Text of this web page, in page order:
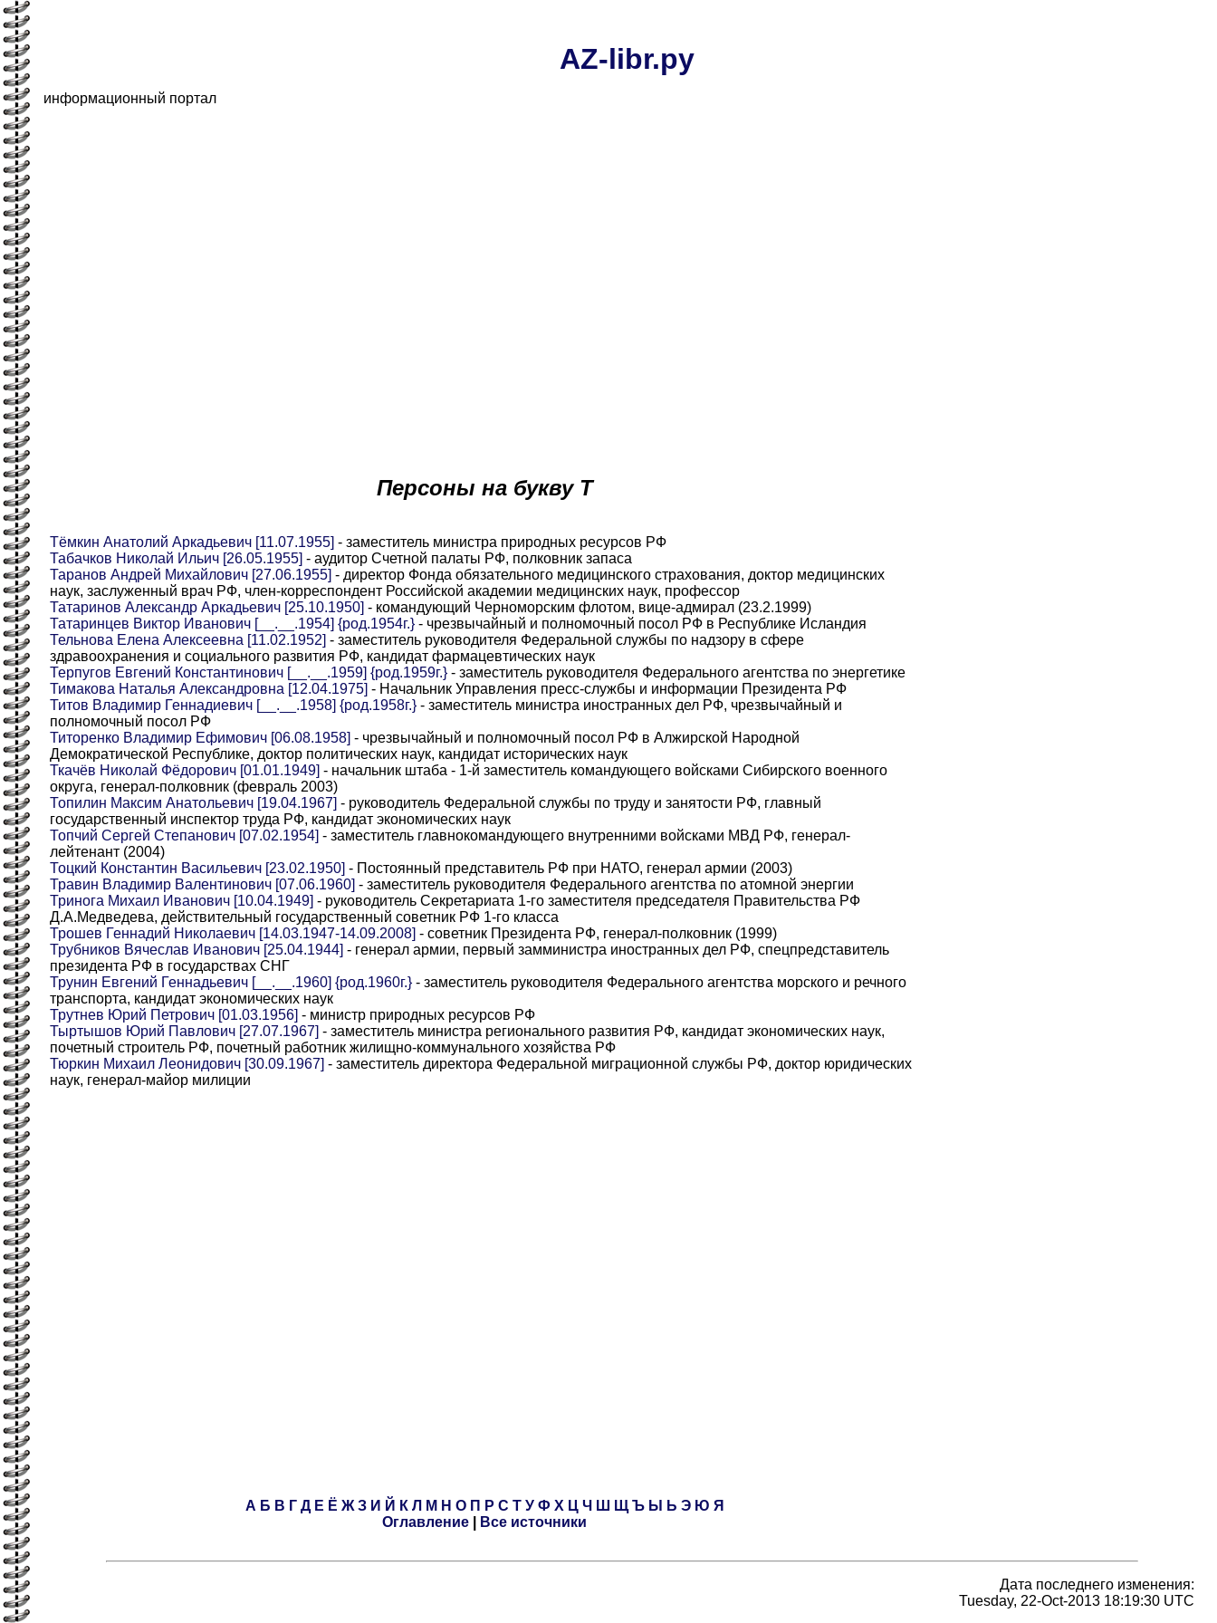
AZ-libr.ру
информационный портал
Персоны на букву Т
Тёмкин Анатолий Аркадьевич [11.07.1955] - заместитель министра природных ресурсов РФ
Табачков Николай Ильич [26.05.1955] - аудитор Счетной палаты РФ, полковник запаса
Таранов Андрей Михайлович [27.06.1955] - директор Фонда обязательного медицинского страхования, доктор медицинских
наук, заслуженный врач РФ, член-корреспондент Российской академии медицинских наук, профессор
Татаринов Александр Аркадьевич [25.10.1950] - командующий Черноморским флотом, вице-адмирал (23.2.1999)
Татаринцев Виктор Иванович [__.__.1954] {род.1954г.} - чрезвычайный и полномочный посол РФ в Республике Исландия
Тельнова Елена Алексеевна [11.02.1952] - заместитель руководителя Федеральной службы по надзору в сфере
здравоохранения и социального развития РФ, кандидат фармацевтических наук
Терпугов Евгений Константинович [__.__.1959] {род.1959г.} - заместитель руководителя Федерального агентства по энергетике
Тимакова Наталья Александровна [12.04.1975] - Начальник Управления пресс-службы и информации Президента РФ
Титов Владимир Геннадиевич [__.__.1958] {род.1958г.} - заместитель министра иностранных дел РФ, чрезвычайный и
полномочный посол РФ
Титоренко Владимир Ефимович [06.08.1958] - чрезвычайный и полномочный посол РФ в Алжирской Народной
Демократической Республике, доктор политических наук, кандидат исторических наук
Ткачёв Николай Фёдорович [01.01.1949] - начальник штаба - 1-й заместитель командующего войсками Сибирского военного
округа, генерал-полковник (февраль 2003)
Топилин Максим Анатольевич [19.04.1967] - руководитель Федеральной службы по труду и занятости РФ, главный
государственный инспектор труда РФ, кандидат экономических наук
Топчий Сергей Степанович [07.02.1954] - заместитель главнокомандующего внутренними войсками МВД РФ, генерал-
лейтенант (2004)
Тоцкий Константин Васильевич [23.02.1950] - Постоянный представитель РФ при НАТО, генерал армии (2003)
Травин Владимир Валентинович [07.06.1960] - заместитель руководителя Федерального агентства по атомной энергии
Тринога Михаил Иванович [10.04.1949] - руководитель Секретариата 1-го заместителя председателя Правительства РФ
Д.А.Медведева, действительный государственный советник РФ 1-го класса
Трошев Геннадий Николаевич [14.03.1947-14.09.2008] - советник Президента РФ, генерал-полковник (1999)
Трубников Вячеслав Иванович [25.04.1944] - генерал армии, первый замминистра иностранных дел РФ, спецпредставитель
президента РФ в государствах СНГ
Трунин Евгений Геннадьевич [__.__.1960] {род.1960г.} - заместитель руководителя Федерального агентства морского и речного
транспорта, кандидат экономических наук
Трутнев Юрий Петрович [01.03.1956] - министр природных ресурсов РФ
Тыртышов Юрий Павлович [27.07.1967] - заместитель министра регионального развития РФ, кандидат экономических наук,
почетный строитель РФ, почетный работник жилищно-коммунального хозяйства РФ
Тюркин Михаил Леонидович [30.09.1967] - заместитель директора Федеральной миграционной службы РФ, доктор юридических
наук, генерал-майор милиции
А Б В Г Д Е Ё Ж З И Й К Л М Н О П Р С Т У Ф Х Ц Ч Ш Щ Ъ Ы Ь Э Ю Я
Оглавление
Все источники
Дата последнего изменения:
Tuesday, 22-Oct-2013 18:19:30 UTC